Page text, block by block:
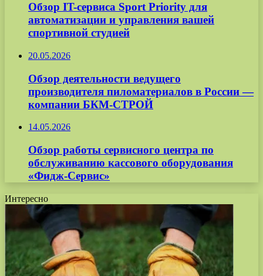
Обзор IT-сервиса Sport Priority для
автоматизации и управления вашей
спортивной студией
20.05.2026
Обзор деятельности ведущего
производителя пиломатериалов в России —
компании БКМ-СТРОЙ
14.05.2026
Обзор работы сервисного центра по
обслуживанию кассового оборудования
«Фидж-Сервис»
Интересно